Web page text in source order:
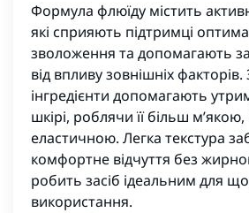
Формула флюїду містить
які сприяють підтримці
зволоження та допомагають
від впливу зовнішніх
інгредієнти допомагають
шкірі, роблячи її більш
еластичною. Легка текстура
комфортне відчуття без
робить засіб ідеальним для
використання.